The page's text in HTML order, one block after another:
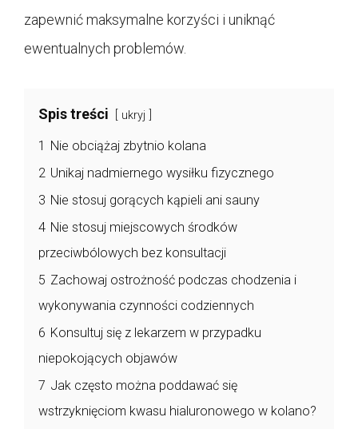
zapewnić maksymalne korzyści i uniknąć
ewentualnych problemów.
Spis treści ukryj
1 Nie obciążaj zbytnio kolana
2 Unikaj nadmiernego wysiłku fizycznego
3 Nie stosuj gorących kąpieli ani sauny
4 Nie stosuj miejscowych środków
przeciwbólowych bez konsultacji
5 Zachowaj ostrożność podczas chodzenia i
wykonywania czynności codziennych
6 Konsultuj się z lekarzem w przypadku
niepokojących objawów
7 Jak często można poddawać się
wstrzyknięciom kwasu hialuronowego w kolano?